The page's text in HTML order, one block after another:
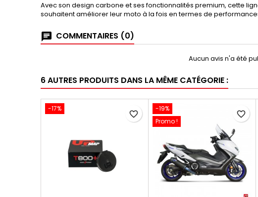
Avec son design carbone et ses fonctionnalités premium, cette
souhaitent améliorer leur moto à la fois en termes de
COMMENTAIRES (0)
Aucun avis n'a été
6 AUTRES PRODUITS DANS LA MÊME CATÉGORIE :
-17%
favorite_border
-19%
Promo !
favorite_border